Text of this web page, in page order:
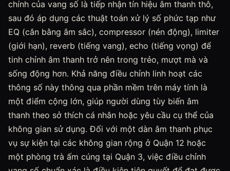
chính của vang số là tiếp nhận tín hiệu âm thanh thô,
sau đó áp dụng các thuật toán xử lý số phức tạp như
EQ (cân bằng âm sắc), compressor (nén động), limiter
(giới hạn), reverb (tiếng vang), echo (tiếng vọng) để
tinh chỉnh âm thanh trở nên trong trẻo, mượt mà và
sống động hơn. Khả năng điều chỉnh linh hoạt các
thông số này thông qua phần mềm trên máy tính là
một điểm cộng lớn, giúp người dùng tùy biến âm
thanh theo sở thích cá nhân hoặc yêu cầu cụ thể của
không gian sử dụng. Đối với một dàn âm thanh phục
vụ sự kiện tại các không gian rộng ở Quận 12 hoặc
một phòng trà ấm cúng tại Quận 3, việc điều chỉnh